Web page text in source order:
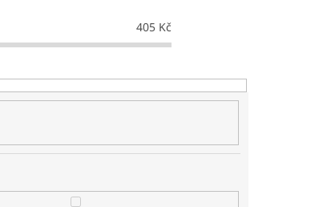
405Kč